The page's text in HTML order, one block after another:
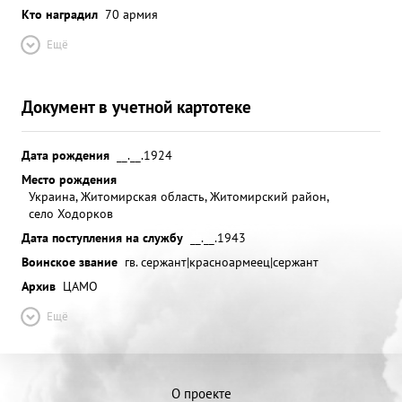
Кто наградил 70 армия
Ещё
Документ в учетной картотеке
Дата рождения
__.__.1924
Место рождения
Украина, Житомирская область, Житомирский район,
село Ходорков
Дата поступления на службу
__.__.1943
Воинское звание гв. сержант|красноармеец|сержант
Архив ЦАМО
Ещё
О проекте